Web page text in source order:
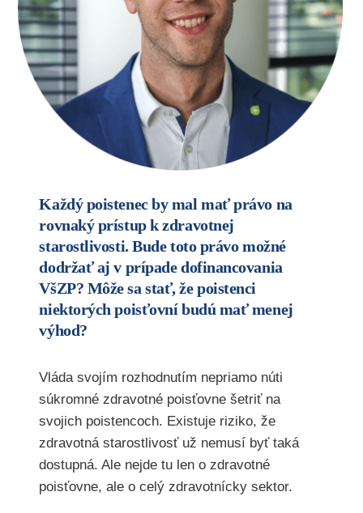
Každý poistenec by mal mať právo na
rovnaký prístup k zdravotnej
starostlivosti. Bude toto právo možné
dodržať aj v prípade dofinancovania
VšZP? Môže sa stať, že poistenci
niektorých poisťovní budú mať menej
výhod?
Vláda svojím rozhodnutím nepriamo núti
súkromné zdravotné poisťovne šetriť na
svojich poistencoch. Existuje riziko, že
zdravotná starostlivosť už nemusí byť taká
dostupná. Ale nejde tu len o zdravotné
poisťovne, ale o celý zdravotnícky sektor.